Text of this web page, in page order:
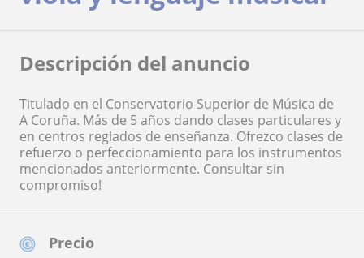
Precio
Descripción del anuncio
Titulado en el Conservatorio Superior de Música de
A Coruña. Más de 5 años dando clases particulares y
en centros reglados de enseñanza. Ofrezco clases de
refuerzo o perfeccionamiento para los instrumentos
mencionados anteriormente. Consultar sin
compromiso!